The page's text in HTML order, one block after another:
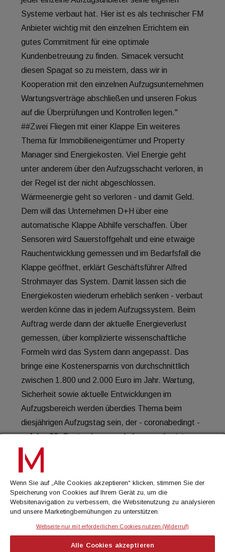
Wenn Sie auf „Alle Cookies akzeptieren“ klicken, stimmen Sie der
Speicherung von Cookies auf Ihrem Gerät zu, um die
Websitenavigation zu verbessern, die Websitenutzung zu analysieren
und unsere Marketingbemühungen zu unterstützen.
Webseite nur mit erforderlichen Cookies nutzen (Widerruf)
Alle Cookies akzeptieren